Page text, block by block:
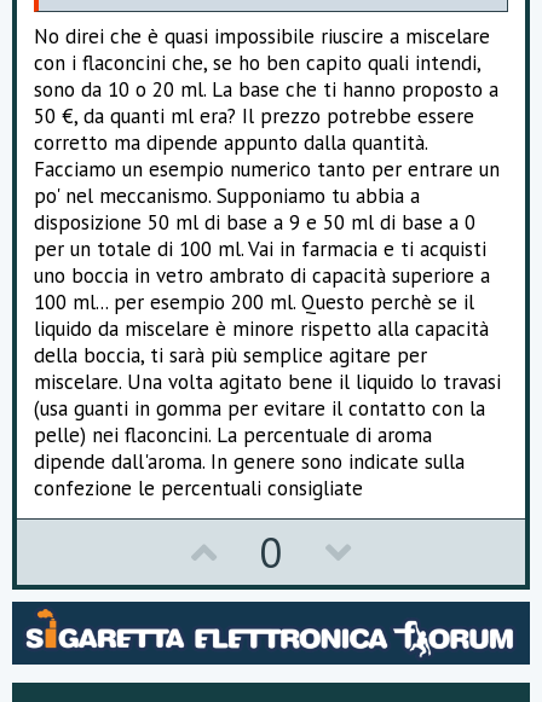
No direi che è quasi impossibile riuscire a miscelare
con i flaconcini che, se ho ben capito quali intendi,
sono da 10 o 20 ml. La base che ti hanno proposto a
50 €, da quanti ml era? Il prezzo potrebbe essere
corretto ma dipende appunto dalla quantità.
Facciamo un esempio numerico tanto per entrare un
po' nel meccanismo. Supponiamo tu abbia a
disposizione 50 ml di base a 9 e 50 ml di base a 0
per un totale di 100 ml. Vai in farmacia e ti acquisti
uno boccia in vetro ambrato di capacità superiore a
100 ml... per esempio 200 ml. Questo perchè se il
liquido da miscelare è minore rispetto alla capacità
della boccia, ti sarà più semplice agitare per
miscelare. Una volta agitato bene il liquido lo travasi
(usa guanti in gomma per evitare il contatto con la
pelle) nei flaconcini. La percentuale di aroma
dipende dall'aroma. In genere sono indicate sulla
confezione le percentuali consigliate
p
v
o
0
o
w
n